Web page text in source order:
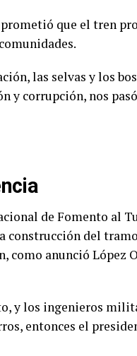
que el tren
las selvas y los
y corrupción, nos
de Fomento al
del
como anunció López
y los ingenieros
entonces el